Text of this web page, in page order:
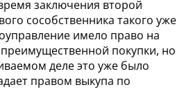
заключения второй
сособственника такого уже
имело право на
покупки, но
деле это уже было
правом выкупа по